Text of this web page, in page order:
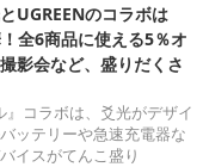
UGREENのコラボは
全6商品に使える5％オ
影会など、盛りだくさ
』コラボは、爻光がデザイ
ッテリーや急速充電器な
イスがてんこ盛り